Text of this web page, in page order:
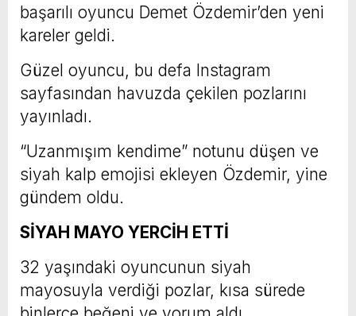
başarılı oyuncu Demet Özdemir’den yeni
kareler geldi.
Güzel oyuncu, bu defa Instagram
sayfasından havuzda çekilen pozlarını
yayınladı.
“Uzanmışım kendime” notunu düşen ve
siyah kalp emojisi ekleyen Özdemir, yine
gündem oldu.
SİYAH MAYO YERCİH ETTİ
32 yaşındaki oyuncunun siyah
mayosuyla verdiği pozlar, kısa sürede